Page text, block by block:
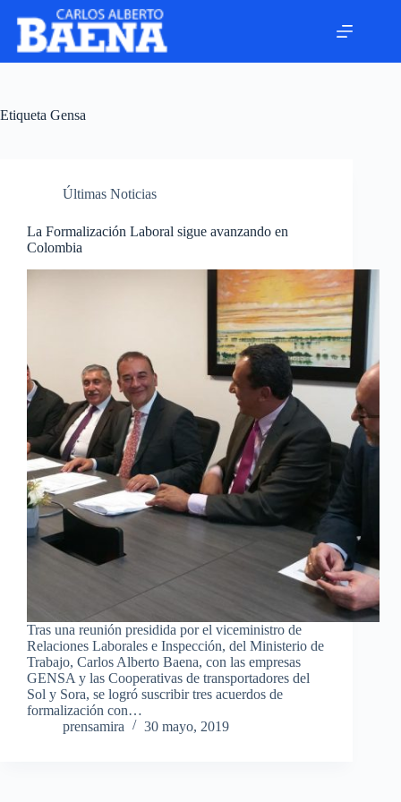
Etiqueta Gensa
Últimas Noticias
La Formalización Laboral sigue avanzando en
Colombia
Tras una reunión presidida por el viceministro de
Relaciones Laborales e Inspección, del Ministerio de
Trabajo, Carlos Alberto Baena, con las empresas
GENSA y las Cooperativas de transportadores del
Sol y Sora, se logró suscribir tres acuerdos de
formalización con…
prensamira
30 mayo, 2019